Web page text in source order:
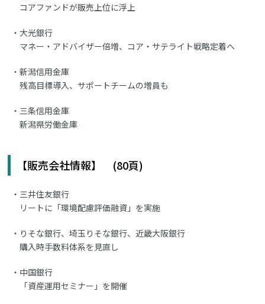
コアファンドが販売上位に浮上
大光銀行
マネー・アドバイザー倍増、コア・サテライト戦略定着へ
新潟信用金庫
残高目標導入、サポートチームの増員も
三条信用金庫
新潟県労働金庫
【販売会社情報】 (80頁)
三井住友銀行
リートに「環境配慮評価融資」を実施
りそな銀行、埼玉りそな銀行、近畿大阪銀行
購入時手数料体系を見直し
中国銀行
「資産運用セミナー」を開催